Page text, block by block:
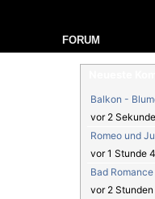
FORUM
Balkon -
vor 2
Romeo und
vor 1 Stunde
Bad
vor 2